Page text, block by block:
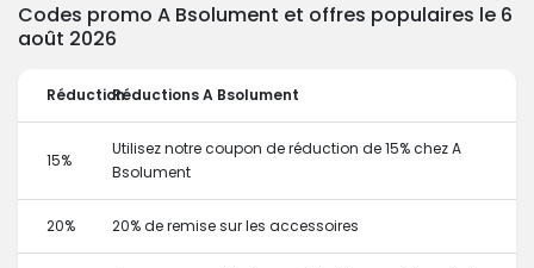
Codes promo A Bsolument et offres populaires le 6
août 2026
RéductionRéductions A Bsolument
15%
Utilisez notre coupon de réduction de 15% chez A
Bsolument
20% 20% de remise sur les accessoires